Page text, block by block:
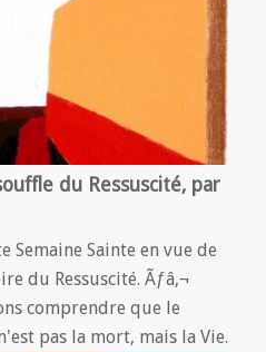
du Ressuscité, par
Semaine Sainte en vue de
du Ressuscité. Ãƒâ‚¬
comprendre que le
pas la mort, mais la Vie.